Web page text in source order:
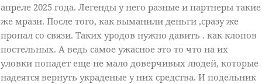
апреле 2025 года. Легенды у него разные и партнеры такие
же мрази. После того, как выманили деньги ,сразу же
пропал со связи. Таких уродов нужно давить . как клопов
постельных. А ведь самое ужасное это то что на их
уловки попадет еще не мало доверчивых людей, которые
надеятся вернуть украденые у них средства. И подельник